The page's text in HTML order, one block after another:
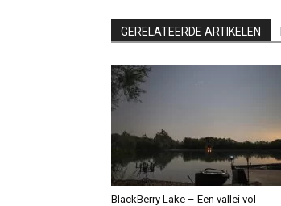
GERELATEERDE ARTIKELEN
BlackBerry Lake – Een vallei vol